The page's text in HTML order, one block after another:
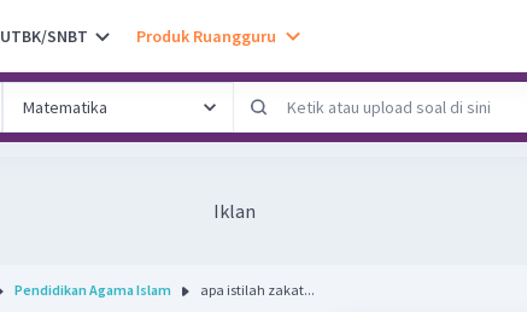
UTBK/SNBT Produk Ruangguru
Iklan
Pendidikan Agama Islam apa istilah zakat...